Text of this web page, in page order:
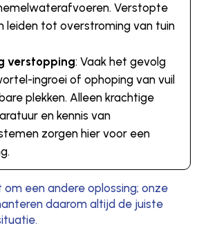
Verstopte
leiden tot overstroming van tuin
verstopping: Vaak het gevolg
ingroei of ophoping van vuil
plekken. Alleen krachtige
en kennis van
zorgen hier voor een
een andere oplossing; onze
daarom altijd de juiste